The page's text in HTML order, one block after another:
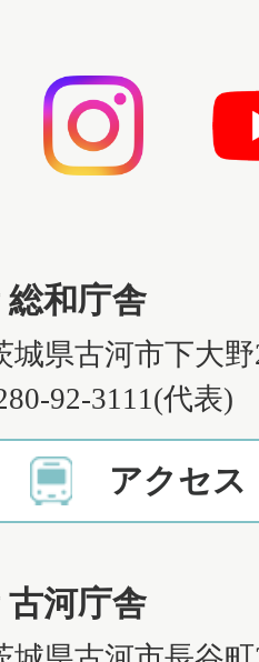
和庁舎
城県古河市下大
92-3111(代表)
アクセス
河庁舎